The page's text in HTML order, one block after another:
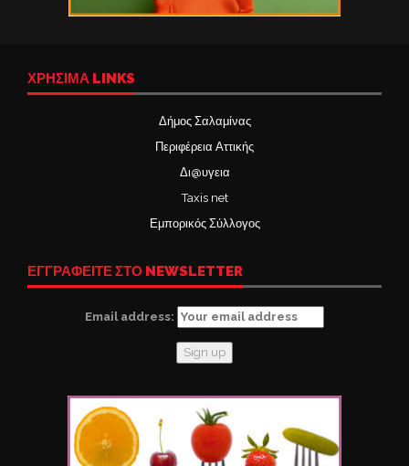
ΧΡΉΣΙΜΑ LINKS
Δήμος Σαλαμίνας
Περιφέρεια Αττικής
Δι@υγεια
Taxis net
Εμπορικός Σύλλογος
ΕΓΓΡΑΦΕΙΤΕ ΣΤΟ NEWSLETTER
Email address: